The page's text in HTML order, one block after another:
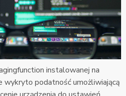
instalowanej na
wykryto podatność umożliwiającą